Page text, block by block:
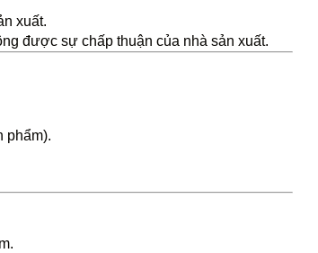
xuất.
được sự chấp thuận của nhà sản xuất.
phẩm).